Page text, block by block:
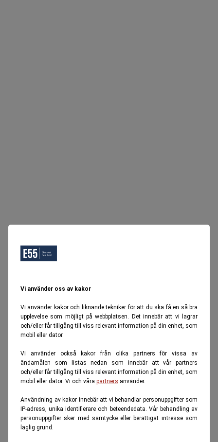
Vi använder oss av kakor
Vi använder kakor och liknande tekniker för att du ska få en så bra
upplevelse som möjligt på webbplatsen. Det innebär att vi lagrar
och/eller får tillgång till viss relevant information på din enhet, som
mobil eller dator.
Vi använder också kakor från olika partners för vissa av
ändamålen som listas nedan som innebär att vår partners
och/eller får tillgång till viss relevant information på din enhet, som
mobil eller dator. Vi och våra partners använder.
Användning av kakor innebär att vi behandlar personuppgifter som
IP-adress, unika identifierare och beteendedata. Vår behandling av
personuppgifter sker med samtycke eller berättigat intresse som
laglig grund.